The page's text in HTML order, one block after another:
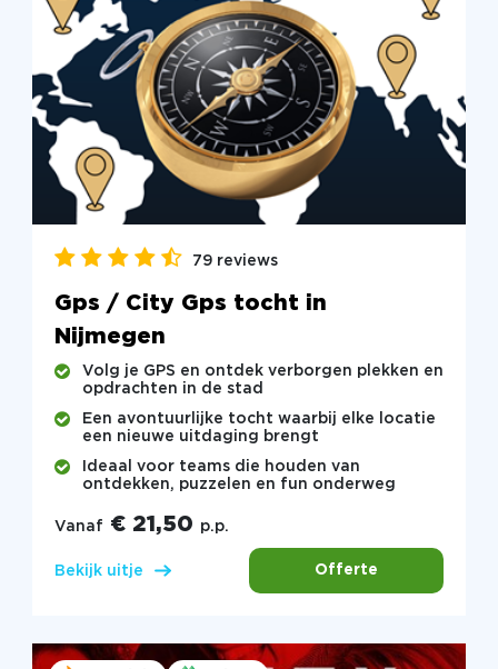
79 reviews
Gps / City Gps tocht in
Nijmegen
Volg je GPS en ontdek verborgen plekken en
opdrachten in de stad
Een avontuurlijke tocht waarbij elke locatie
een nieuwe uitdaging brengt
Ideaal voor teams die houden van
ontdekken, puzzelen en fun onderweg
Vanaf € 21,50 p.p.
Bekijk uitje Offerte